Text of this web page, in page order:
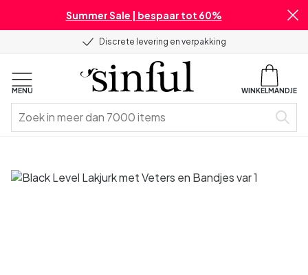
Summer Sale | bespaar tot 60%
Discrete levering en verpakking
MENU WINKELMANDJE